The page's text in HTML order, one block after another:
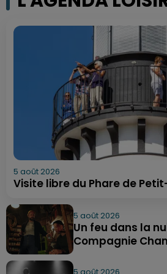
5 août 2026
Visite libre du Phare de
5 août 2026
Un feu dans la
Compagnie